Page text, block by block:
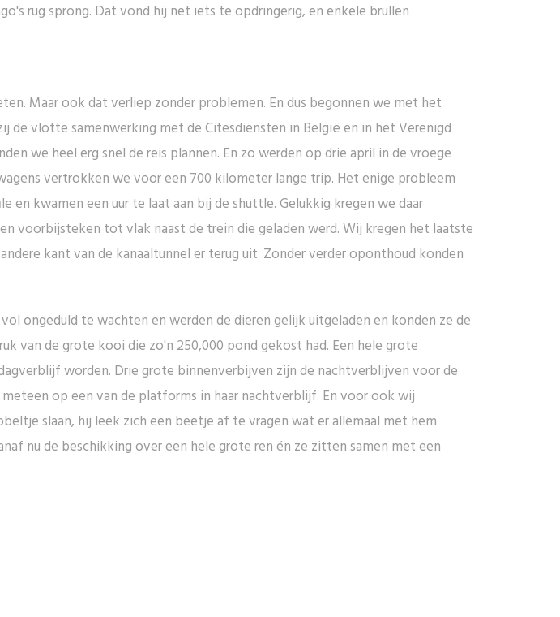
rug sprong. Dat vond hij net iets te opdringerig, en enkele brullen
Maar ook dat verliep zonder problemen. En dus begonnen we met het
de vlotte samenwerking met de Citesdiensten in België en in het Verenigd
we heel erg snel de reis plannen. En zo werden op drie april in de vroege
vertrokken we voor een 700 kilometer lange trip. Het enige probleem
kwamen een uur te laat aan bij de shuttle. Gelukkig kregen we daar
voorbijsteken tot vlak naast de trein die geladen werd. Wij kregen het laatste
kant van de kanaaltunnel er terug uit. Zonder verder oponthoud konden
ongeduld te wachten en werden de dieren gelijk uitgeladen en konden ze de
van de grote kooi die zo'n 250,000 pond gekost had. Een hele grote
worden. Drie grote binnenverbijven zijn de nachtverblijven voor de
op een van de platforms in haar nachtverblijf. En voor ook wij
slaan, hij leek zich een beetje af te vragen wat er allemaal met hem
nu de beschikking over een hele grote ren én ze zitten samen met een